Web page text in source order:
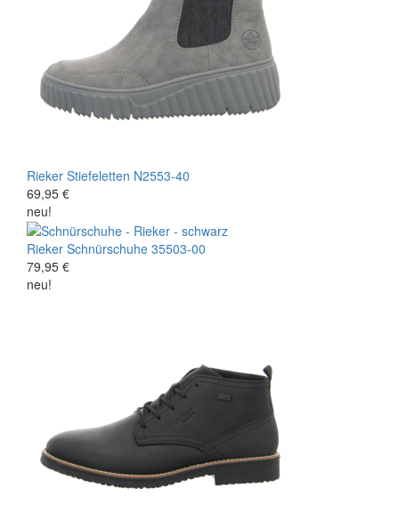
Rieker Stiefeletten N2553-40
69,95 €
neu!
Rieker Schnürschuhe 35503-00
79,95 €
neu!